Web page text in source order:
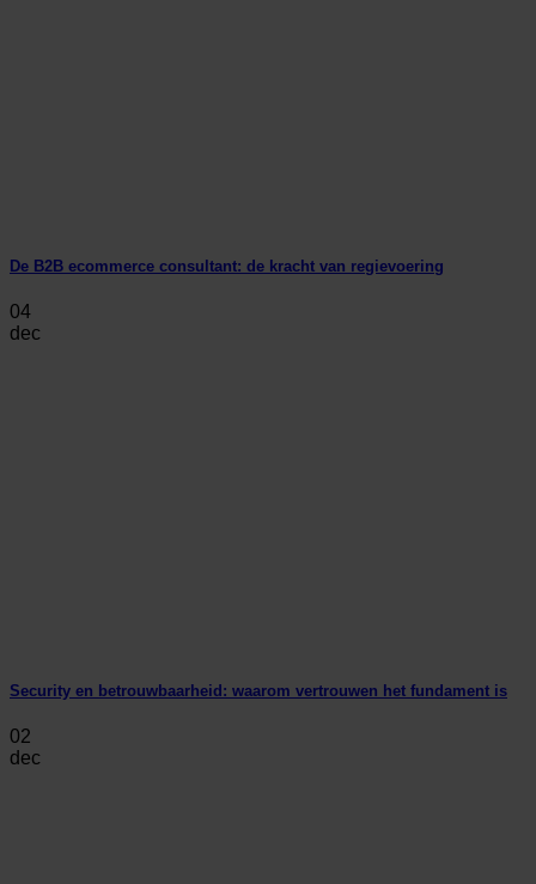
De B2B ecommerce consultant: de kracht van regievoering
04
dec
Security en betrouwbaarheid: waarom vertrouwen het fundament is
02
dec